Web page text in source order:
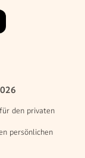
den privaten
persönlichen